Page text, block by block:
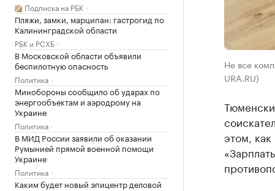
Подписка на РБК
Пляжи, замки, марципан: гастрогид по
Калининградской области
РБК и РСХБ
В Московской области объявили
беспилотную опасность
Политика
Минобороны сообщило об ударах по
энергообъектам и аэродрому на
Украине
Политика
В МИД России заявили об оказании
Румынией прямой военной помощи
Украине
Политика
Каким будет новый эпицентр деловой
Не все
URA.RU)
этом,